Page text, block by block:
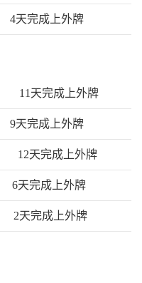
4天完成上外牌
11天完成上外牌
9天完成上外牌
12天完成上外牌
6天完成上外牌
2天完成上外牌